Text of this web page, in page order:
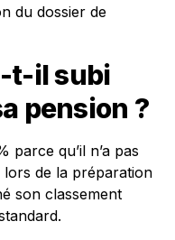
du dossier de
t-il subi
pension ?
parce qu’il n’a pas
lors de la préparation
son classement